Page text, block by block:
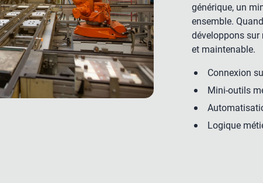
générique, un
ensemble.
développons sur
et maintenable.
Connexion
Mini-outils
Logique